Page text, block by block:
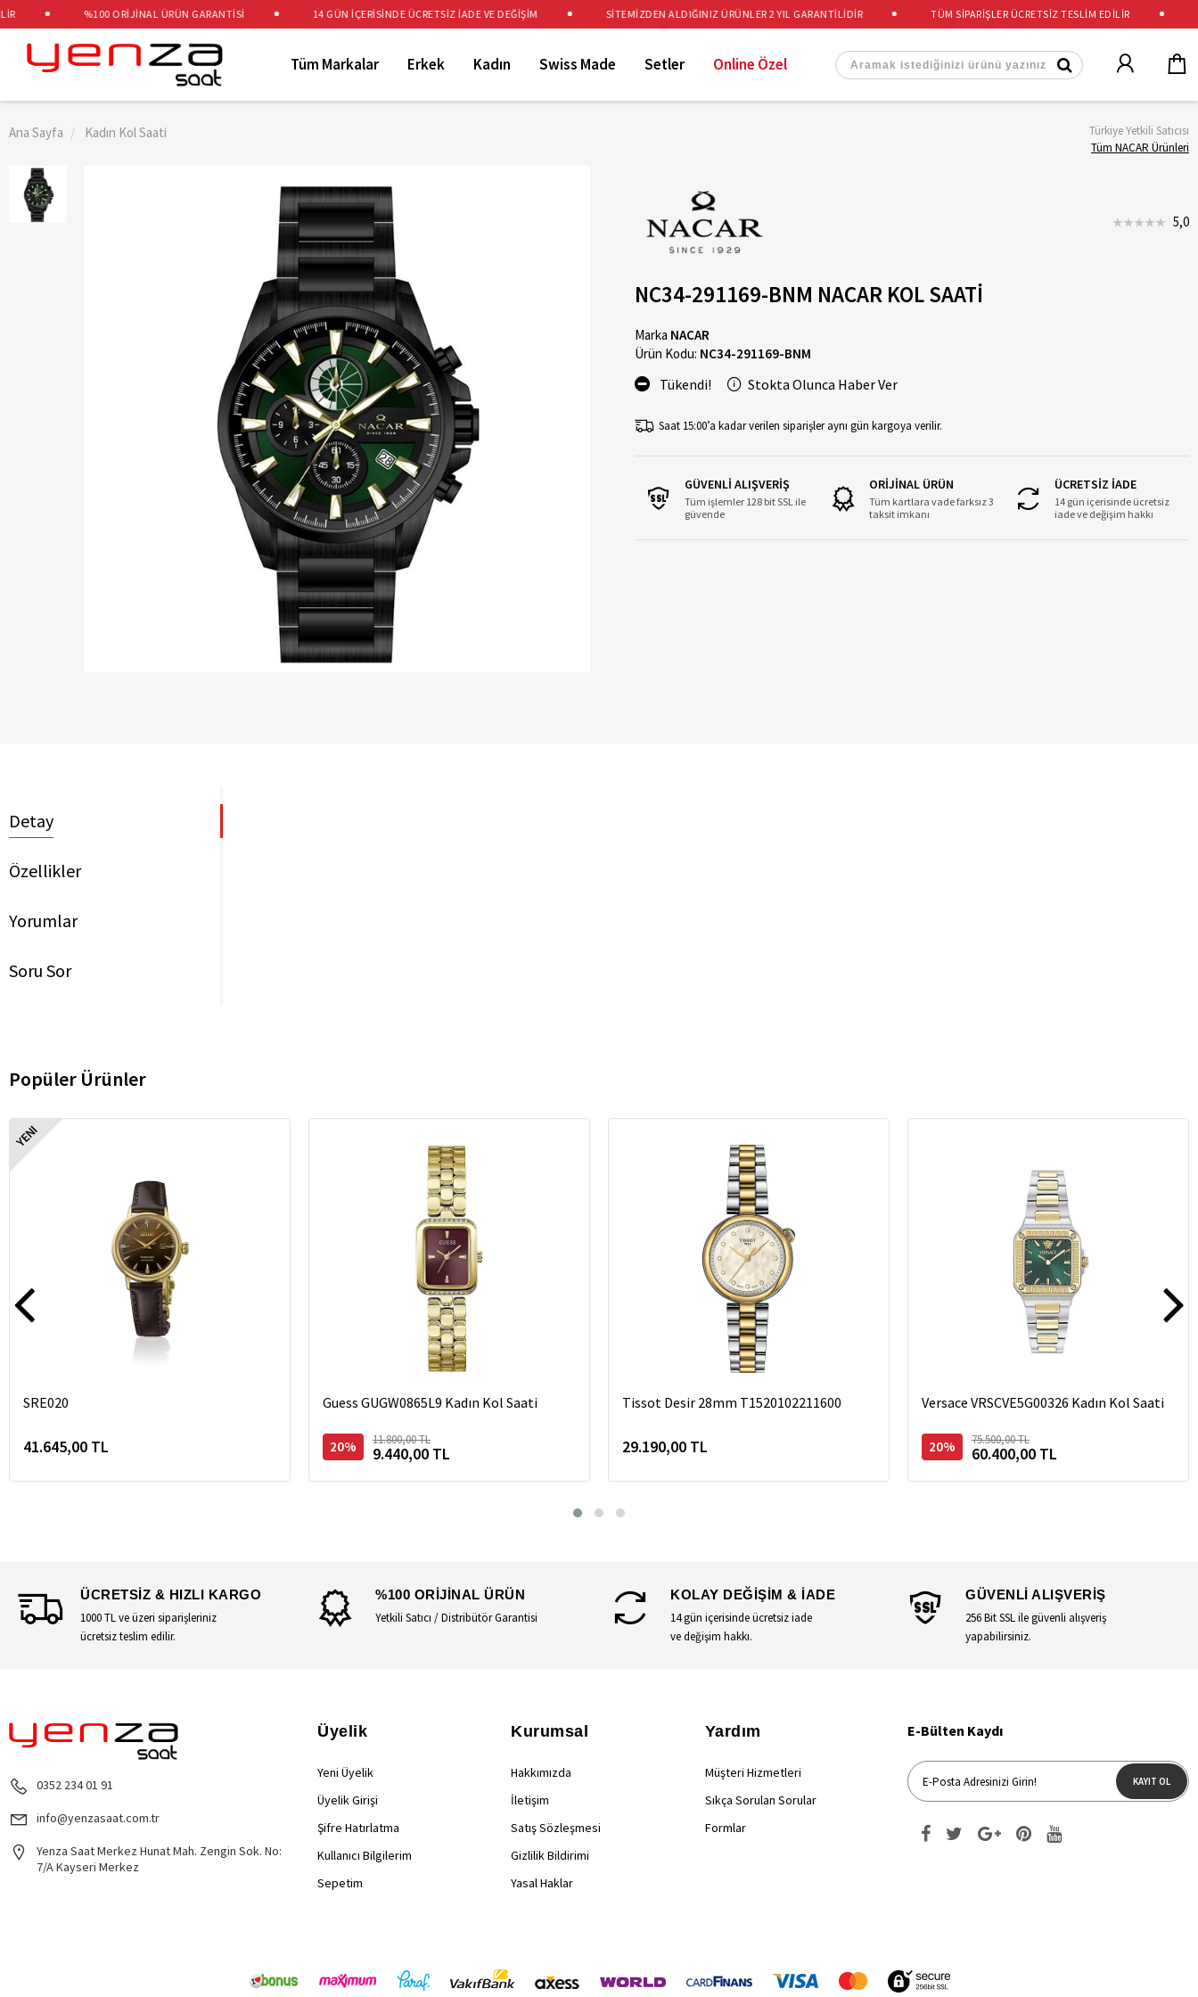
TÜM SİPARİŞLER ÜCRETSİZ TESLİM EDİLİR
%100 ORİJİNAL ÜRÜN GARANTİSİ 14 GÜN İÇERİSİNDE ÜCRETSİZ İADE VE DEĞİŞİM SİTEMİZDEN ALDIĞINIZ ÜRÜNLER 2 YIL GARANTİLİDİR
Tüm Markalar Erkek Kadın Swiss Made Setler Online Özel
Ana Sayfa Kadın Kol Saati
Türkiye Yetkili Satıcısı
Tüm NACAR Ürünleri
5,0
NC34-291169-BNM NACAR KOL SAATİ
Marka NACAR
Ürün Kodu: NC34-291169-BNM
Tükendi! Stokta Olunca Haber Ver
Saat 15:00’a kadar verilen siparişler aynı gün kargoya verilir.
GÜVENLİ ALIŞVERİŞ
Tüm işlemler 128 bit SSL ile
güvende
ORİJİNAL ÜRÜN
Tüm kartlara vade farksız 3
taksit imkanı
ÜCRETSİZ İADE
14 gün içerisinde ücretsiz
iade ve değişim hakkı
Detay
Özellikler
Yorumlar
Soru Sor
Popüler Ürünler
YENI
SRE020
41.645,00 TL
Guess GUGW0865L9 Kadın Kol Saati
20% 11.800,00 TL
9.440,00 TL
Tissot Desir 28mm T1520102211600
29.190,00 TL
Versace VRSCVE5G00326 Kadın Kol Saati
20% 75.500,00 TL
60.400,00 TL
ÜCRETSİZ & HIZLI KARGO
1000 TL ve üzeri siparişleriniz
ücretsiz teslim edilir.
%100 ORİJİNAL ÜRÜN
Yetkili Satıcı / Distribütör Garantisi
KOLAY DEĞİŞİM & İADE
14 gün içerisinde ücretsiz iade
ve değişim hakkı.
GÜVENLİ ALIŞVERİŞ
256 Bit SSL ile güvenli alışveriş
yapabilirsiniz.
0352 234 01 91
info@yenzasaat.com.tr
Yenza Saat Merkez Hunat Mah. Zengin Sok. No:
7/A Kayseri Merkez
Üyelik
Yeni Üyelik
Üyelik Girişi
Şifre Hatırlatma
Kullanıcı Bilgilerim
Sepetim
Kurumsal
Hakkımızda
İletişim
Satış Sözleşmesi
Gizlilik Bildirimi
Yasal Haklar
Yardım
Müşteri Hizmetleri
Sıkça Sorulan Sorular
Formlar
E-Bülten Kaydı
KAYIT OL